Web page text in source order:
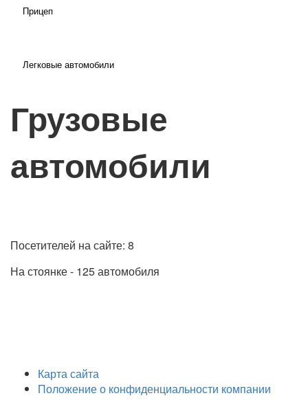
Прицеп
Легковые автомобили
Грузовые
автомобили
Посетителей на сайте: 8
На стоянке - 125 автомобиля
Карта сайта
Положение о конфиденциальности компании